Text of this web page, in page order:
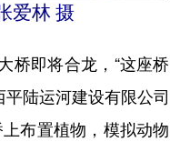
爱林 摄
即将合龙，“这座
平陆运河建设有限公
布置植物，模拟动